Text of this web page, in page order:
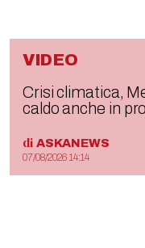
VIDEO
Crisi climatica,
caldo anche in
di ASKANEWS
07/08/2026 14:14